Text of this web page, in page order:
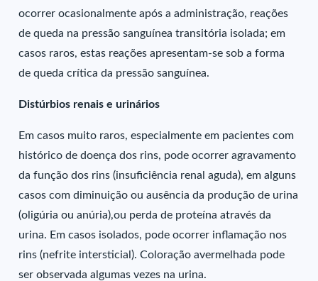
ocorrer ocasionalmente após a administração, reações
de queda na pressão sanguínea transitória isolada; em
casos raros, estas reações apresentam-se sob a forma
de queda crítica da pressão sanguínea.
Distúrbios renais e urinários
Em casos muito raros, especialmente em pacientes com
histórico de doença dos rins, pode ocorrer agravamento
da função dos rins (insuficiência renal aguda), em alguns
casos com diminuição ou ausência da produção de urina
(oligúria ou anúria),ou perda de proteína através da
urina. Em casos isolados, pode ocorrer inflamação nos
rins (nefrite intersticial). Coloração avermelhada pode
ser observada algumas vezes na urina.